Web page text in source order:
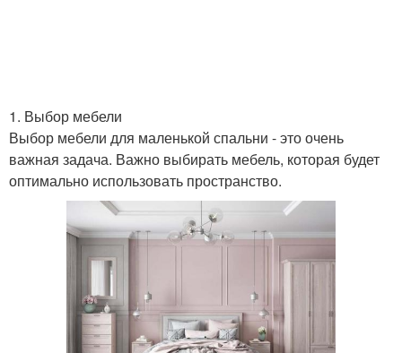
1. Выбор мебели
Выбор мебели для маленькой спальни - это очень
важная задача. Важно выбирать мебель, которая будет
оптимально использовать пространство.